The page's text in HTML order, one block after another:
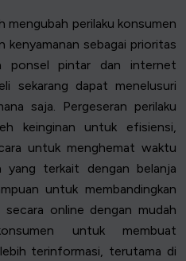
mengubah perilaku konsumen
kenyamanan sebagai prioritas
ponsel pintar dan internet
sekarang dapat menelusuri
saja. Pergeseran perilaku
keinginan untuk efisiensi,
untuk menghemat waktu
yang terkait dengan belanja
untuk membandingkan
secara online dengan mudah
untuk membuat
terinformasi, terutama di